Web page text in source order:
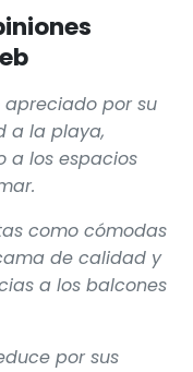
apreciado por su
a la playa,
a los espacios
como cómodas
de calidad y
a los balcones
por sus